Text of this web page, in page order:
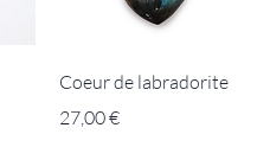
Coeur de labradorite
Prix
27,00 €